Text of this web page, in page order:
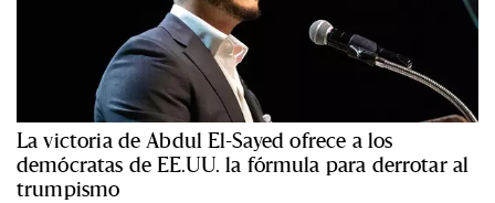
La victoria de Abdul El-Sayed ofrece a los
demócratas de EE.UU. la fórmula para derrotar al
trumpismo